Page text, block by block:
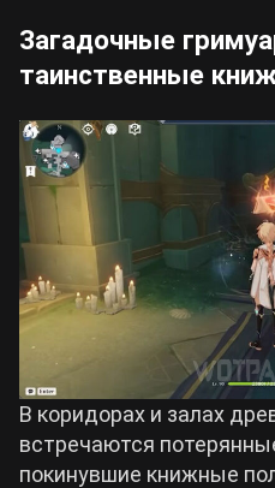
Загадочные
таинственные
В коридорах и залах
встречаются
покинувшие книжные